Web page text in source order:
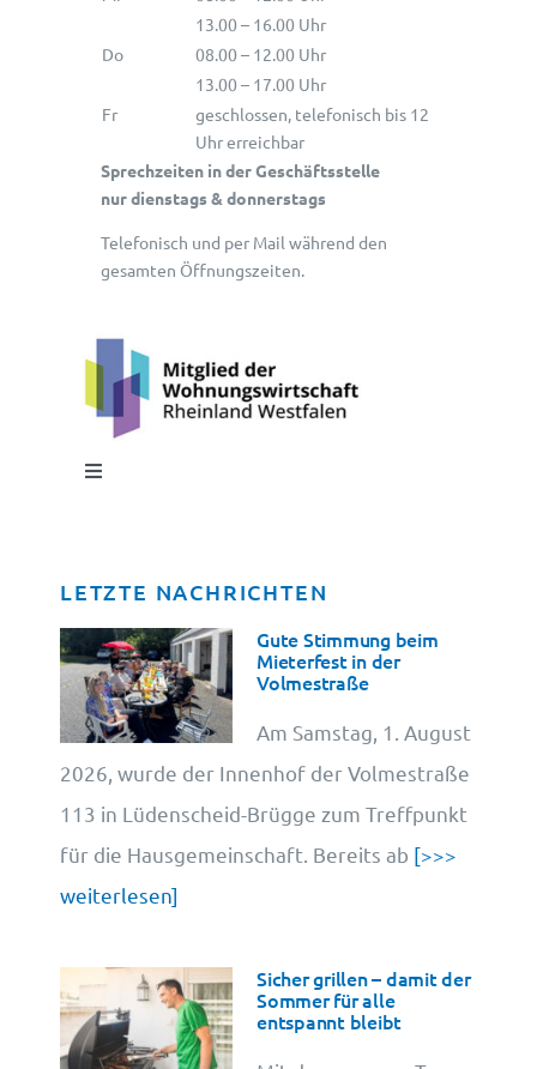
13.00 – 16.00 Uhr
Do
08.00 – 12.00 Uhr
13.00 – 17.00 Uhr
Fr
geschlossen, telefonisch bis 12
Uhr erreichbar
Sprechzeiten in der Geschäftsstelle
nur dienstags & donnerstags
Telefonisch und per Mail während den
gesamten Öffnungszeiten.
Toggle
Cookie-Information
LETZTE NACHRICHTEN
Gute Stimmung beim
Mieterfest in der
Volmestraße
Am Samstag, 1. August
2026, wurde der Innenhof der Volmestraße
113 in Lüdenscheid-Brügge zum Treffpunkt
für die Hausgemeinschaft. Bereits ab [>>>
weiterlesen]
Sicher grillen – damit der
Sommer für alle
entspannt bleibt